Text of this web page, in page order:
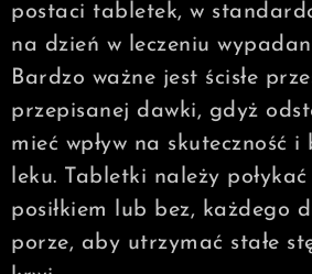
postaci tabletek, w
na dzień w leczeniu
Bardzo ważne jest ścisłe
przepisanej dawki, gdyż
mieć wpływ na skuteczność i
leku. Tabletki należy połykać
posiłkiem lub bez, każdego
porze, aby utrzymać stałe